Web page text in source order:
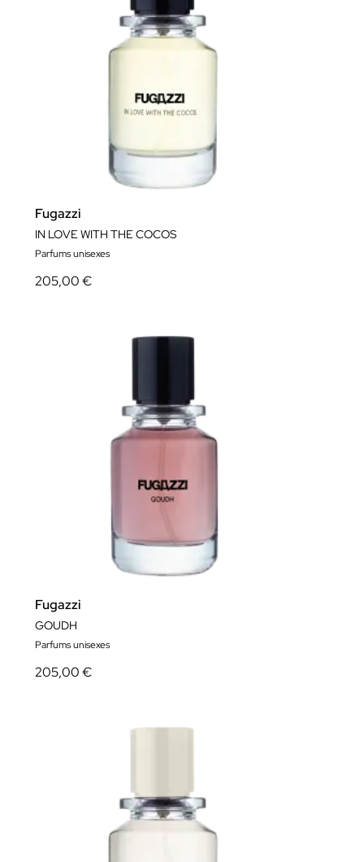
Fugazzi
IN LOVE WITH THE COCOS
Parfums unisexes
205,00 €
Fugazzi
GOUDH
Parfums unisexes
205,00 €